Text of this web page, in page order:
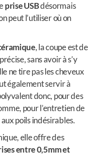
prise USBdésormais
peut l’utiliser où on
, la coupe est de
sans avoir à s’y
ne tire pas les cheveux
également servir à
donc, pour des
pour l’entretien de
poils indésirables.
elle offre des
entre 0,5mm et